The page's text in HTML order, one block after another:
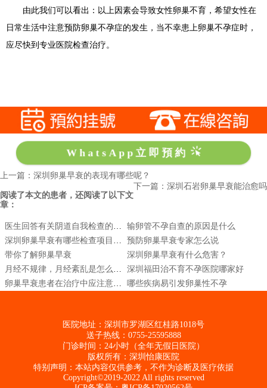
由此我们可以看出：以上因素会导致女性卵巢不育，希望女性在
日常生活中注意预防卵巢不孕症的发生，当不幸患上卵巢不孕症时，
应尽快到专业医院检查治疗。
WhatsApp立即預約
上一篇：深圳卵巢早衰的表现有哪些呢？
下一篇：深圳石岩卵巢早衰能治愈吗
阅读了本文的患者，还阅读了以下文
章：
输卵管不孕自查的原因是什么
预防卵巢早衰专家怎么说
带你了解卵巢早衰
深圳卵巢早衰有什么危害？
深圳福田治不育不孕医院哪家好
哪些疾病易引发卵巢性不孕
医院地址：深圳市罗湖区红桂路1018号
送子热线：0755-25595888
门诊时间：24小时（全年无假日医院）
版权所有：深圳怡康医院
特别声明：本站内容仅供参考，不作为诊断及医疗依据
Copyright©2019-2022 All rights reserved